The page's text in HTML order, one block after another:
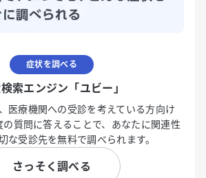
症状を調べる
索エンジン「ユビー」
医療機関への受診を考えている方向け
質問に答えることで、あなたに関連性
な受診先を無料で調べられます。
さっそく調べる